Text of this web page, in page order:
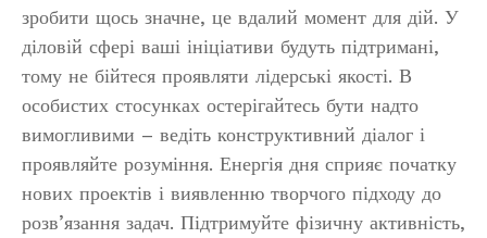
зробити щось значне, це вдалий момент для дій. У
діловій сфері ваші ініціативи будуть підтримані,
тому не бійтеся проявляти лідерські якості. В
особистих стосунках остерігайтесь бути надто
вимогливими – ведіть конструктивний діалог і
проявляйте розуміння. Енергія дня сприяє початку
нових проектів і виявленню творчого підходу до
розв’язання задач. Підтримуйте фізичну активність,